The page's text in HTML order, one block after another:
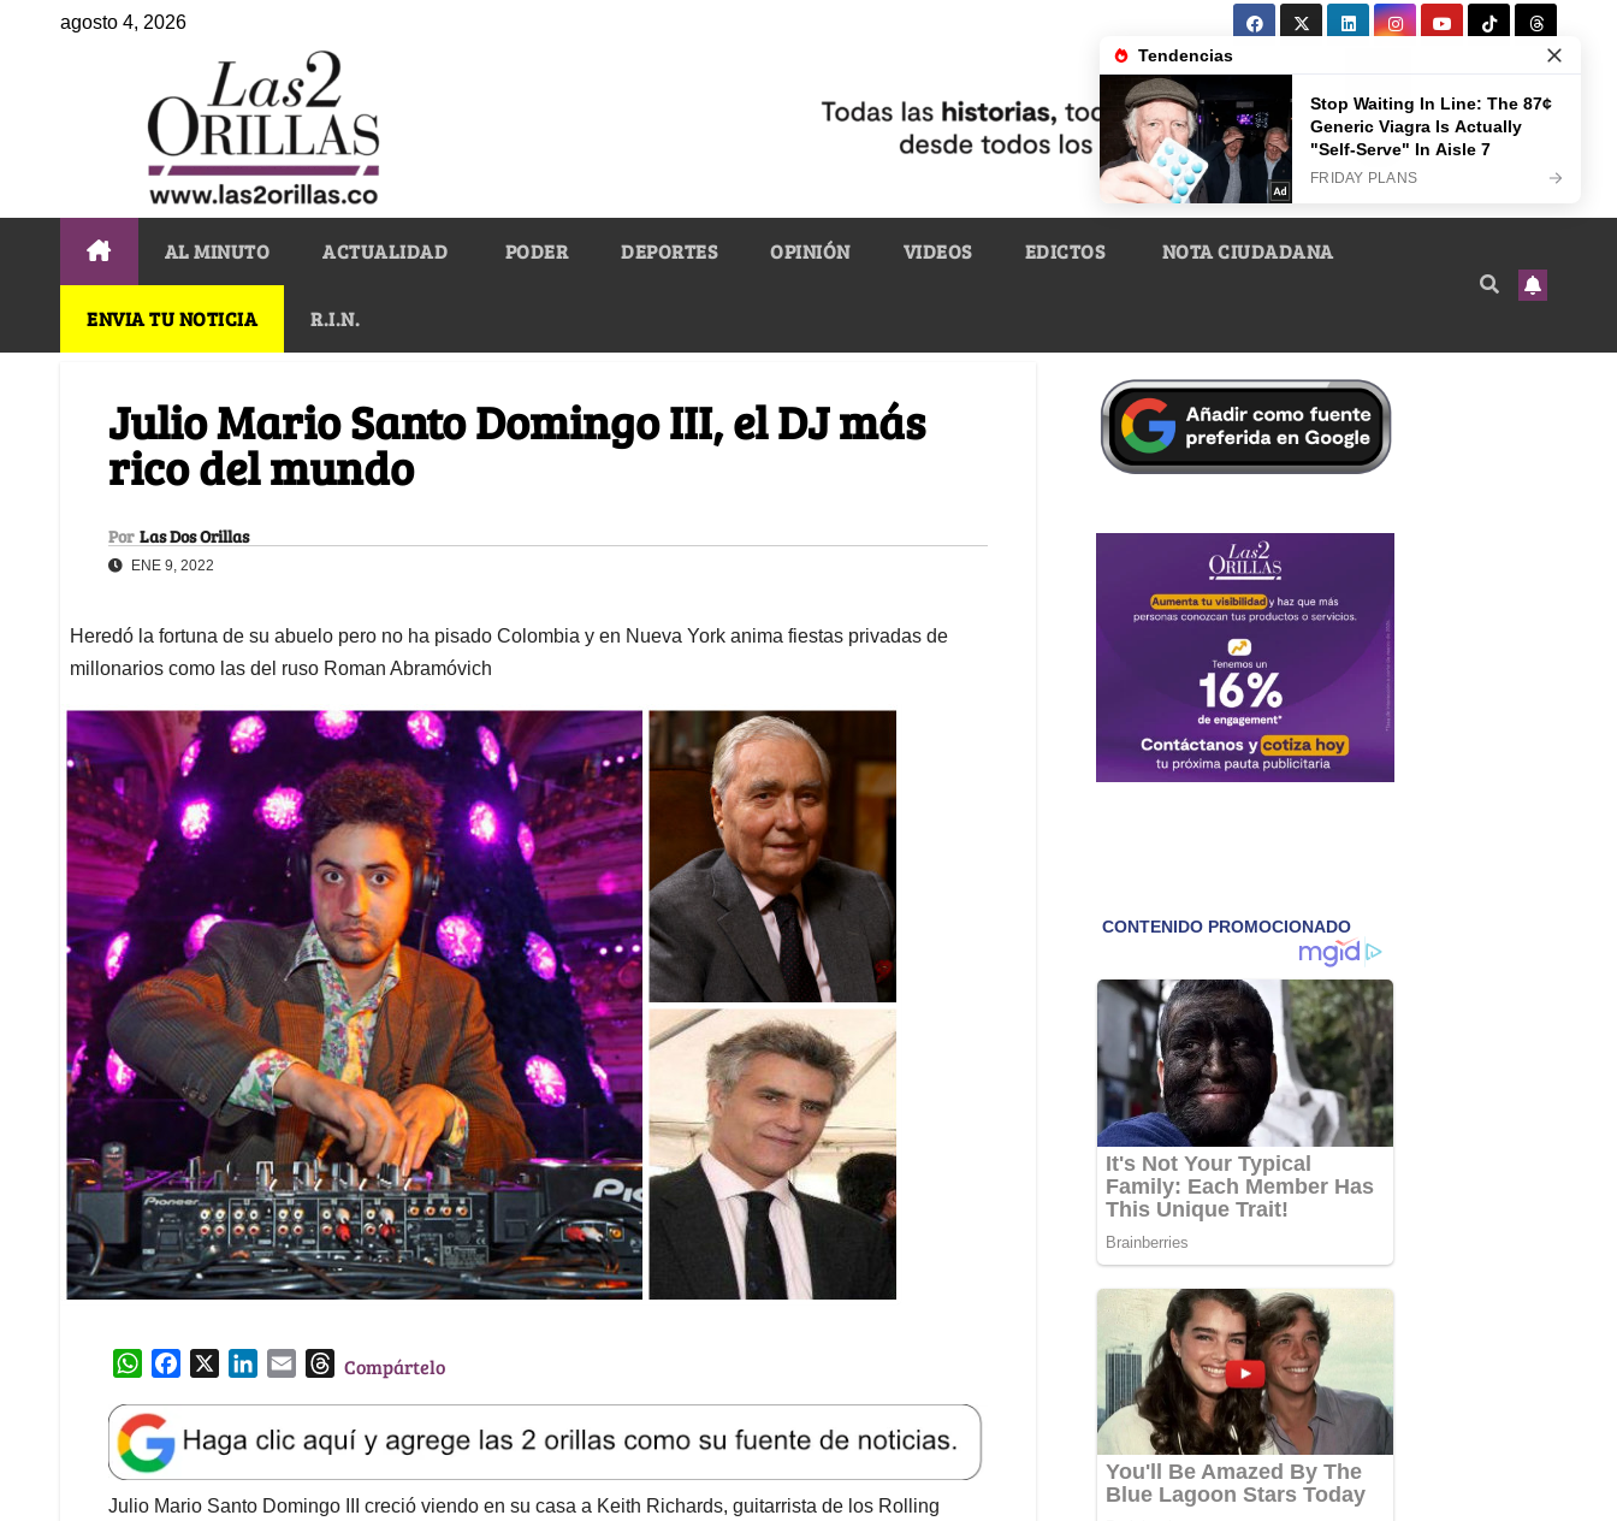
agosto 4, 2026
AL MINUTO ACTUALIDAD PODER DEPORTES OPINIÓN VIDEOS EDICTOS NOTA CIUDADANA
ENVIA TU NOTICIA R.I.N.
Julio Mario Santo Domingo III, el DJ más
rico del mundo
Por Las Dos Orillas
ENE 9, 2022
Heredó la fortuna de su abuelo pero no ha pisado Colombia y en Nueva York anima fiestas privadas de
millonarios como las del ruso Roman Abramóvich
W
a
t
s
A
e
b
o
k
e
d
l
T
e
a
d
Compártelo
Julio Mario Santo Domingo III creció viendo en su casa a Keith Richards, guitarrista de los Rolling